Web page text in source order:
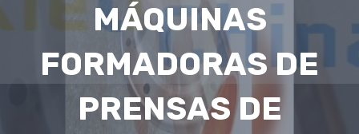
MÁQUINAS
FORMADORAS DE
PRENSAS DE